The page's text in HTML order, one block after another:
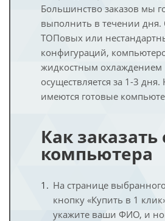
Большинство заказов мы
выполнить в течении дня.
ТОПовых или
конфигураций,
жидкостным охлаждением
осуществляется за 1-3 дня.
имеются готовые
Как заказать
компьютера
На странице
кнопку «Купить в 1
укажите ваши ФИО, и